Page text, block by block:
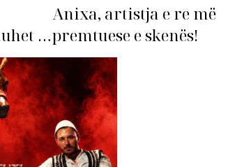
të
Anixa, artistja e re më
premtuese e skenës!